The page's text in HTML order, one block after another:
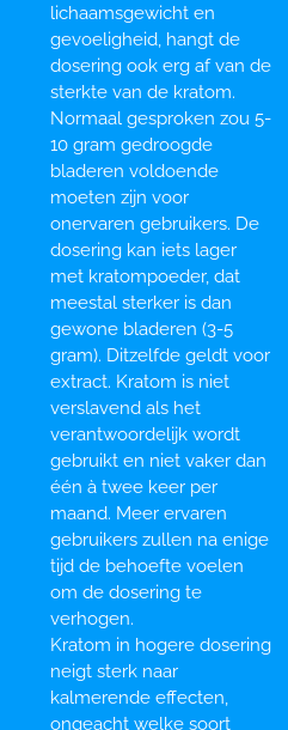
lichaamsgewicht en
gevoeligheid, hangt de
dosering ook erg af van de
sterkte van de kratom.
Normaal gesproken zou 5-
10 gram gedroogde
bladeren voldoende
moeten zijn voor
onervaren gebruikers. De
dosering kan iets lager
met kratompoeder, dat
meestal sterker is dan
gewone bladeren (3-5
gram). Ditzelfde geldt voor
extract. Kratom is niet
verslavend als het
verantwoordelijk wordt
gebruikt en niet vaker dan
één à twee keer per
maand. Meer ervaren
gebruikers zullen na enige
tijd de behoefte voelen
om de dosering te
verhogen.
Kratom in hogere dosering
neigt sterk naar
kalmerende effecten,
ongeacht welke soort